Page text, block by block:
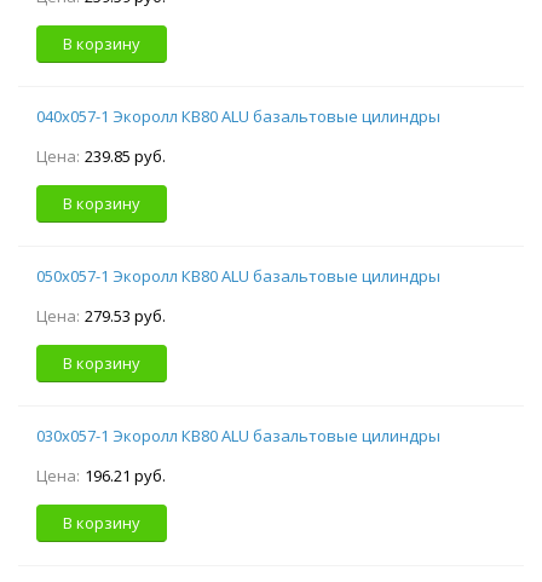
В корзину
040х057-1 Экоролл КВ80 ALU базальтовые цилиндры
Цена: 239.85 руб.
В корзину
050х057-1 Экоролл КВ80 ALU базальтовые цилиндры
Цена: 279.53 руб.
В корзину
030х057-1 Экоролл КВ80 ALU базальтовые цилиндры
Цена: 196.21 руб.
В корзину